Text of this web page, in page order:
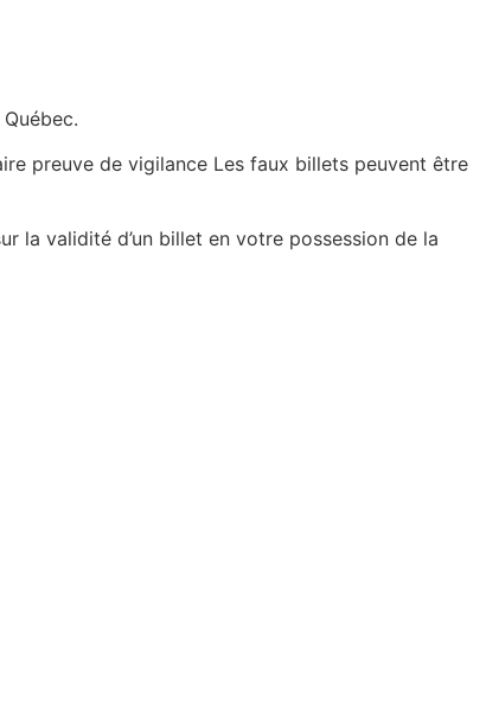
preuve de vigilance Les faux billets peuvent être
la validité d’un billet en votre possession de la